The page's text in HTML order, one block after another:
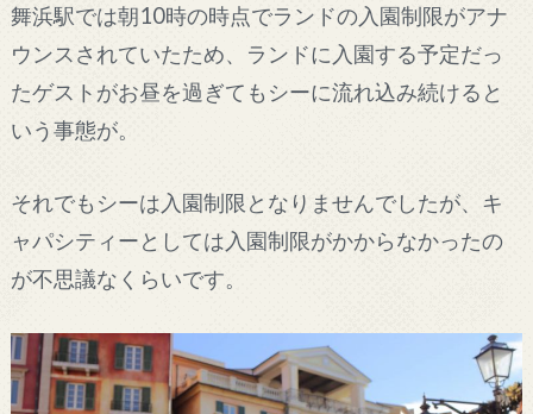
舞浜駅では朝10時の時点でランドの入園制限がアナ
ウンスされていたため、ランドに入園する予定だっ
たゲストがお昼を過ぎてもシーに流れ込み続けると
いう事態が。
それでもシーは入園制限となりませんでしたが、キ
ャパシティーとしては入園制限がかからなかったの
が不思議なくらいです。